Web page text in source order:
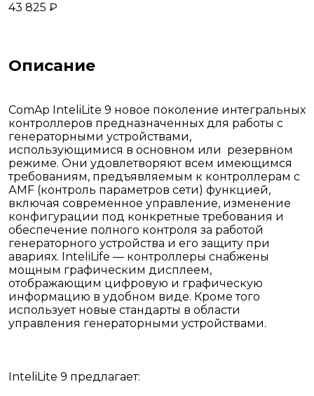
43 825 ₽
Описание
ComAp InteliLite 9 новое поколение интегральных
контроллеров предназначенных для работы с
генераторными устройствами,
использующимися в основном или резервном
режиме. Они удовлетворяют всем имеющимся
требованиям, предъявляемым к контроллерам с
АМF (контроль параметров сети) функцией,
включая современное управление, изменение
конфигурации под конкретные требования и
обеспечение полного контроля за работой
генераторного устройства и его защиту при
авариях. InteliLife — контроллеры снабжены
мощным графическим дисплеем,
отображающим цифровую и графическую
информацию в удобном виде. Кроме того
использует новые стандарты в области
управления генераторными устройствами.
InteliLite 9 предлагает: